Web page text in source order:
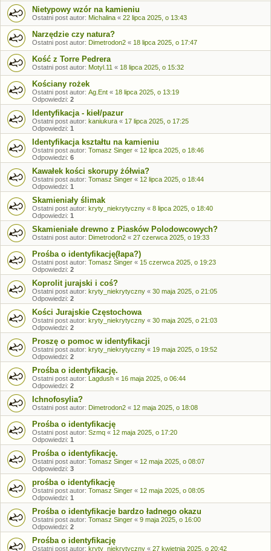
Nietypowy wzór na kamieniu
Ostatni post autor: Michalina « 22 lipca 2025, o 13:43
Narzędzie czy natura?
Ostatni post autor: Dimetrodon2 « 18 lipca 2025, o 17:47
Kość z Torre Pedrera
Ostatni post autor: Motyl.11 « 18 lipca 2025, o 15:32
Kościany rożek
Ostatni post autor: Ag.Ent « 18 lipca 2025, o 13:19
Odpowiedzi: 2
Identyfikacja - kieł/pazur
Ostatni post autor: kaniukura « 17 lipca 2025, o 17:25
Odpowiedzi: 1
Identyfikacja kształtu na kamieniu
Ostatni post autor: Tomasz Singer « 12 lipca 2025, o 18:46
Odpowiedzi: 6
Kawałek kości skorupy żółwia?
Ostatni post autor: Tomasz Singer « 12 lipca 2025, o 18:44
Odpowiedzi: 1
Skamieniały ślimak
Ostatni post autor: kryty_niekrytyczny « 8 lipca 2025, o 18:40
Odpowiedzi: 1
Skamieniałe drewno z Piasków Polodowcowych?
Ostatni post autor: Dimetrodon2 « 27 czerwca 2025, o 19:33
Prośba o identyfikację(łapa?)
Ostatni post autor: Tomasz Singer « 15 czerwca 2025, o 19:23
Odpowiedzi: 2
Koprolit jurajski i coś?
Ostatni post autor: kryty_niekrytyczny « 30 maja 2025, o 21:05
Odpowiedzi: 2
Kości Jurajskie Częstochowa
Ostatni post autor: kryty_niekrytyczny « 30 maja 2025, o 21:03
Odpowiedzi: 2
Proszę o pomoc w identyfikacji
Ostatni post autor: kryty_niekrytyczny « 19 maja 2025, o 19:52
Odpowiedzi: 2
Prośba o identyfikację.
Ostatni post autor: Lagdush « 16 maja 2025, o 06:44
Odpowiedzi: 2
Ichnofosylia?
Ostatni post autor: Dimetrodon2 « 12 maja 2025, o 18:08
Prośba o identyfikację
Ostatni post autor: Szmq « 12 maja 2025, o 17:20
Odpowiedzi: 1
Prośba o identyfikację.
Ostatni post autor: Tomasz Singer « 12 maja 2025, o 08:07
Odpowiedzi: 3
prośba o identyfikację
Ostatni post autor: Tomasz Singer « 12 maja 2025, o 08:05
Odpowiedzi: 1
Prośba o identyfikacje bardzo ładnego okazu
Ostatni post autor: Tomasz Singer « 9 maja 2025, o 16:00
Odpowiedzi: 2
Prośba o identyfikację
Ostatni post autor: kryty_niekrytyczny « 27 kwietnia 2025, o 20:42